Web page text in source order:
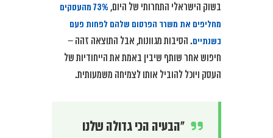
בשוק הישראלי התחרותי של היום,
73% מהעסקים
מחליפים את משרד הפרסום שלהם לפחות פעם
בשנתיים. הסיבות מגוונות, אבל התוצאה זהה –
חיפוש אחר שותף שיבין באמת את הייחודיות של
העסק ויוכל להוביל אותו לצמיחה משמעותית.
“הבעיה הכי גדולה שלנו